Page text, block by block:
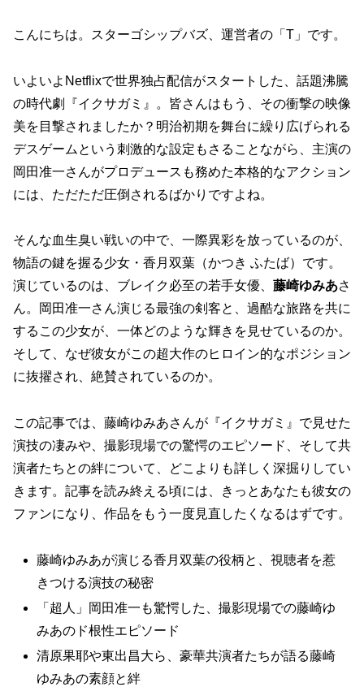
こんにちは。スターゴシップバズ、運営者の「T」です。
いよいよNetflixで世界独占配信がスタートした、話題沸騰
の時代劇『イクサガミ』。皆さんはもう、その衝撃の映像
美を目撃されましたか？明治初期を舞台に繰り広げられる
デスゲームという刺激的な設定もさることながら、主演の
岡田准一さんがプロデュースも務めた本格的なアクション
には、ただただ圧倒されるばかりですよね。
そんな血生臭い戦いの中で、一際異彩を放っているのが、
物語の鍵を握る少女・香月双葉（かつき ふたば）です。
演じているのは、ブレイク必至の若手女優、 藤崎ゆみあさ
ん。岡田准一さん演じる最強の剣客と、過酷な旅路を共に
するこの少女が、一体どのような輝きを見せているのか。
そして、なぜ彼女がこの超大作のヒロイン的なポジション
に抜擢され、絶賛されているのか。
この記事では、藤崎ゆみあさんが『イクサガミ』で見せた
演技の凄みや、撮影現場での驚愕のエピソード、そして共
演者たちとの絆について、どこよりも詳しく深掘りしてい
きます。記事を読み終える頃には、きっとあなたも彼女の
ファンになり、作品をもう一度見直したくなるはずです。
藤崎ゆみあが演じる香月双葉の役柄と、視聴者を惹
きつける演技の秘密
「超人」岡田准一も驚愕した、撮影現場での藤崎ゆ
みあのド根性エピソード
清原果耶や東出昌大ら、豪華共演者たちが語る藤崎
ゆみあの素顔と絆